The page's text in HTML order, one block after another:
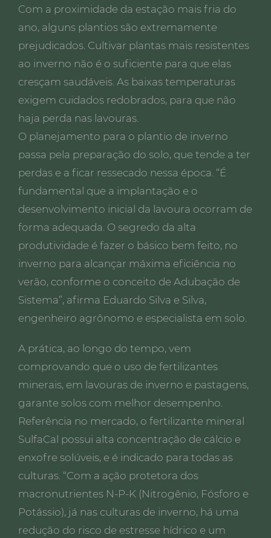
Com a proximidade da estação mais fria do
ano, alguns plantios são extremamente
prejudicados. Cultivar plantas mais resistentes
ao inverno não é o suficiente para que elas
cresçam saudáveis. As baixas temperaturas
exigem cuidados redobrados, para que não
haja perda nas lavouras.
O planejamento para o plantio de inverno
passa pela preparação do solo, que tende a ter
perdas e a ficar ressecado nessa época. “É
fundamental que a implantação e o
desenvolvimento inicial da lavoura ocorram de
forma adequada. O segredo da alta
produtividade é fazer o básico bem feito, no
inverno para alcançar máxima eficiência no
verão, conforme o conceito de Adubação de
Sistema”, afirma Eduardo Silva e Silva,
engenheiro agrônomo e especialista em solo.
A prática, ao longo do tempo, vem
comprovando que o uso de fertilizantes
minerais, em lavouras de inverno e pastagens,
garante solos com melhor desempenho.
Referência no mercado, o fertilizante mineral
SulfaCal possui alta concentração de cálcio e
enxofre solúveis, e é indicado para todas as
culturas. “Com a ação protetora dos
macronutrientes N-P-K (Nitrogênio, Fósforo e
Potássio), já nas culturas de inverno, há uma
redução do risco de estresse hídrico e um